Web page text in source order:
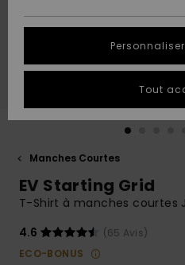
A
A
AIDE &
CONTACT
Démarrez
pour obtenir
question.
Démarrer
conversation
COLLECTION
CARTE
CADEAU
LISTE DE
SOUHAITS
Manches Courtes
EV Starting Grid
T-Shirt à manches courtes
4.6
(65 Avis)
ECO-BONUS
Tout